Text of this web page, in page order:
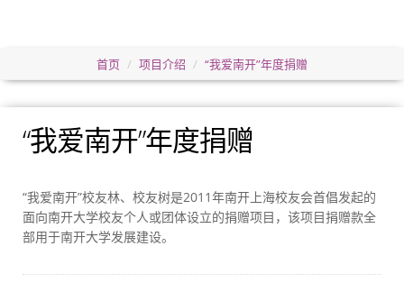
首页 项目介绍 “我爱南开”年度捐赠
“我爱南开”年度捐赠
“我爱南开”校友林、校友树是2011年南开上海校友会首倡发起的
面向南开大学校友个人或团体设立的捐赠项目，该项目捐赠款全
部用于南开大学发展建设。